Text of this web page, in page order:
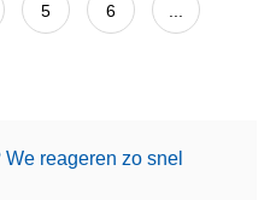
5 6 ...
reageren zo snel